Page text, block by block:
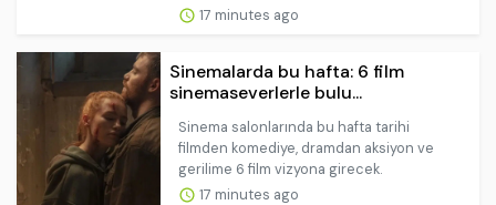
17 minutes ago
Sinemalarda bu hafta: 6 film
sinemaseverlerle bulu...
Sinema salonlarında bu hafta tarihi
filmden komediye, dramdan aksiyon ve
gerilime 6 film vizyona girecek.
17 minutes ago